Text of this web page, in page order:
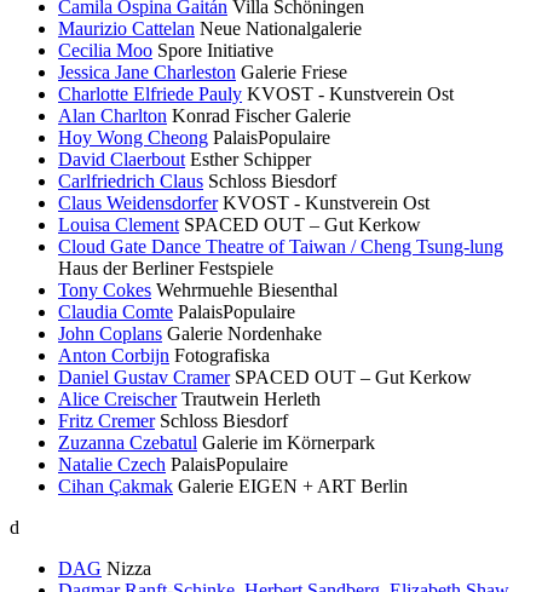
Camila Ospina Gaitán Villa Schöningen
Maurizio Cattelan Neue Nationalgalerie
Cecilia Moo Spore Initiative
Jessica Jane Charleston Galerie Friese
Charlotte Elfriede Pauly KVOST - Kunstverein Ost
Alan Charlton Konrad Fischer Galerie
Hoy Wong Cheong PalaisPopulaire
David Claerbout Esther Schipper
Carlfriedrich Claus Schloss Biesdorf
Claus Weidensdorfer KVOST - Kunstverein Ost
Louisa Clement SPACED OUT – Gut Kerkow
Cloud Gate Dance Theatre of Taiwan / Cheng Tsung-lung
Haus der Berliner Festspiele
Tony Cokes Wehrmuehle Biesenthal
Claudia Comte PalaisPopulaire
John Coplans Galerie Nordenhake
Anton Corbijn Fotografiska
Daniel Gustav Cramer SPACED OUT – Gut Kerkow
Alice Creischer Trautwein Herleth
Fritz Cremer Schloss Biesdorf
Zuzanna Czebatul Galerie im Körnerpark
Natalie Czech PalaisPopulaire
Cihan Çakmak Galerie EIGEN + ART Berlin
d
DAG Nizza